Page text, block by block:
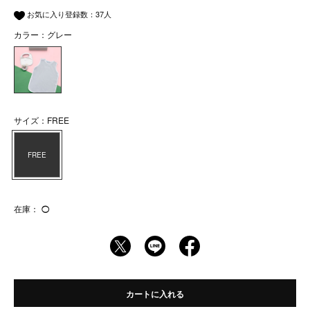
お気に入り登録数： 37人
カラー：グレー
サイズ：FREE
FREE
在庫： ◯
カートに入れる